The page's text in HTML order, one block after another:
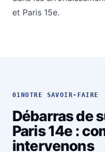
et Paris 15e.
01 NOTRE SAVOIR-FAIRE
Débarras de
Paris 14e :
intervenons